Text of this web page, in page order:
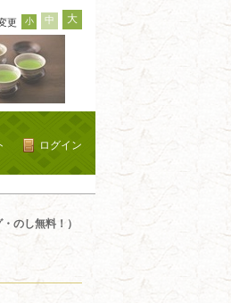
更 小 中 大
ログイン
のし無料！）